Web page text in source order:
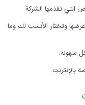
التي تقدمها الشركة
وتختار الأنسب لك وما
سهولة.
بالإنترنت.